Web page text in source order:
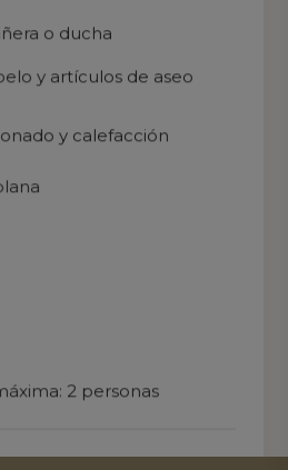
o ducha
y artículos de aseo
y calefacción
2 personas